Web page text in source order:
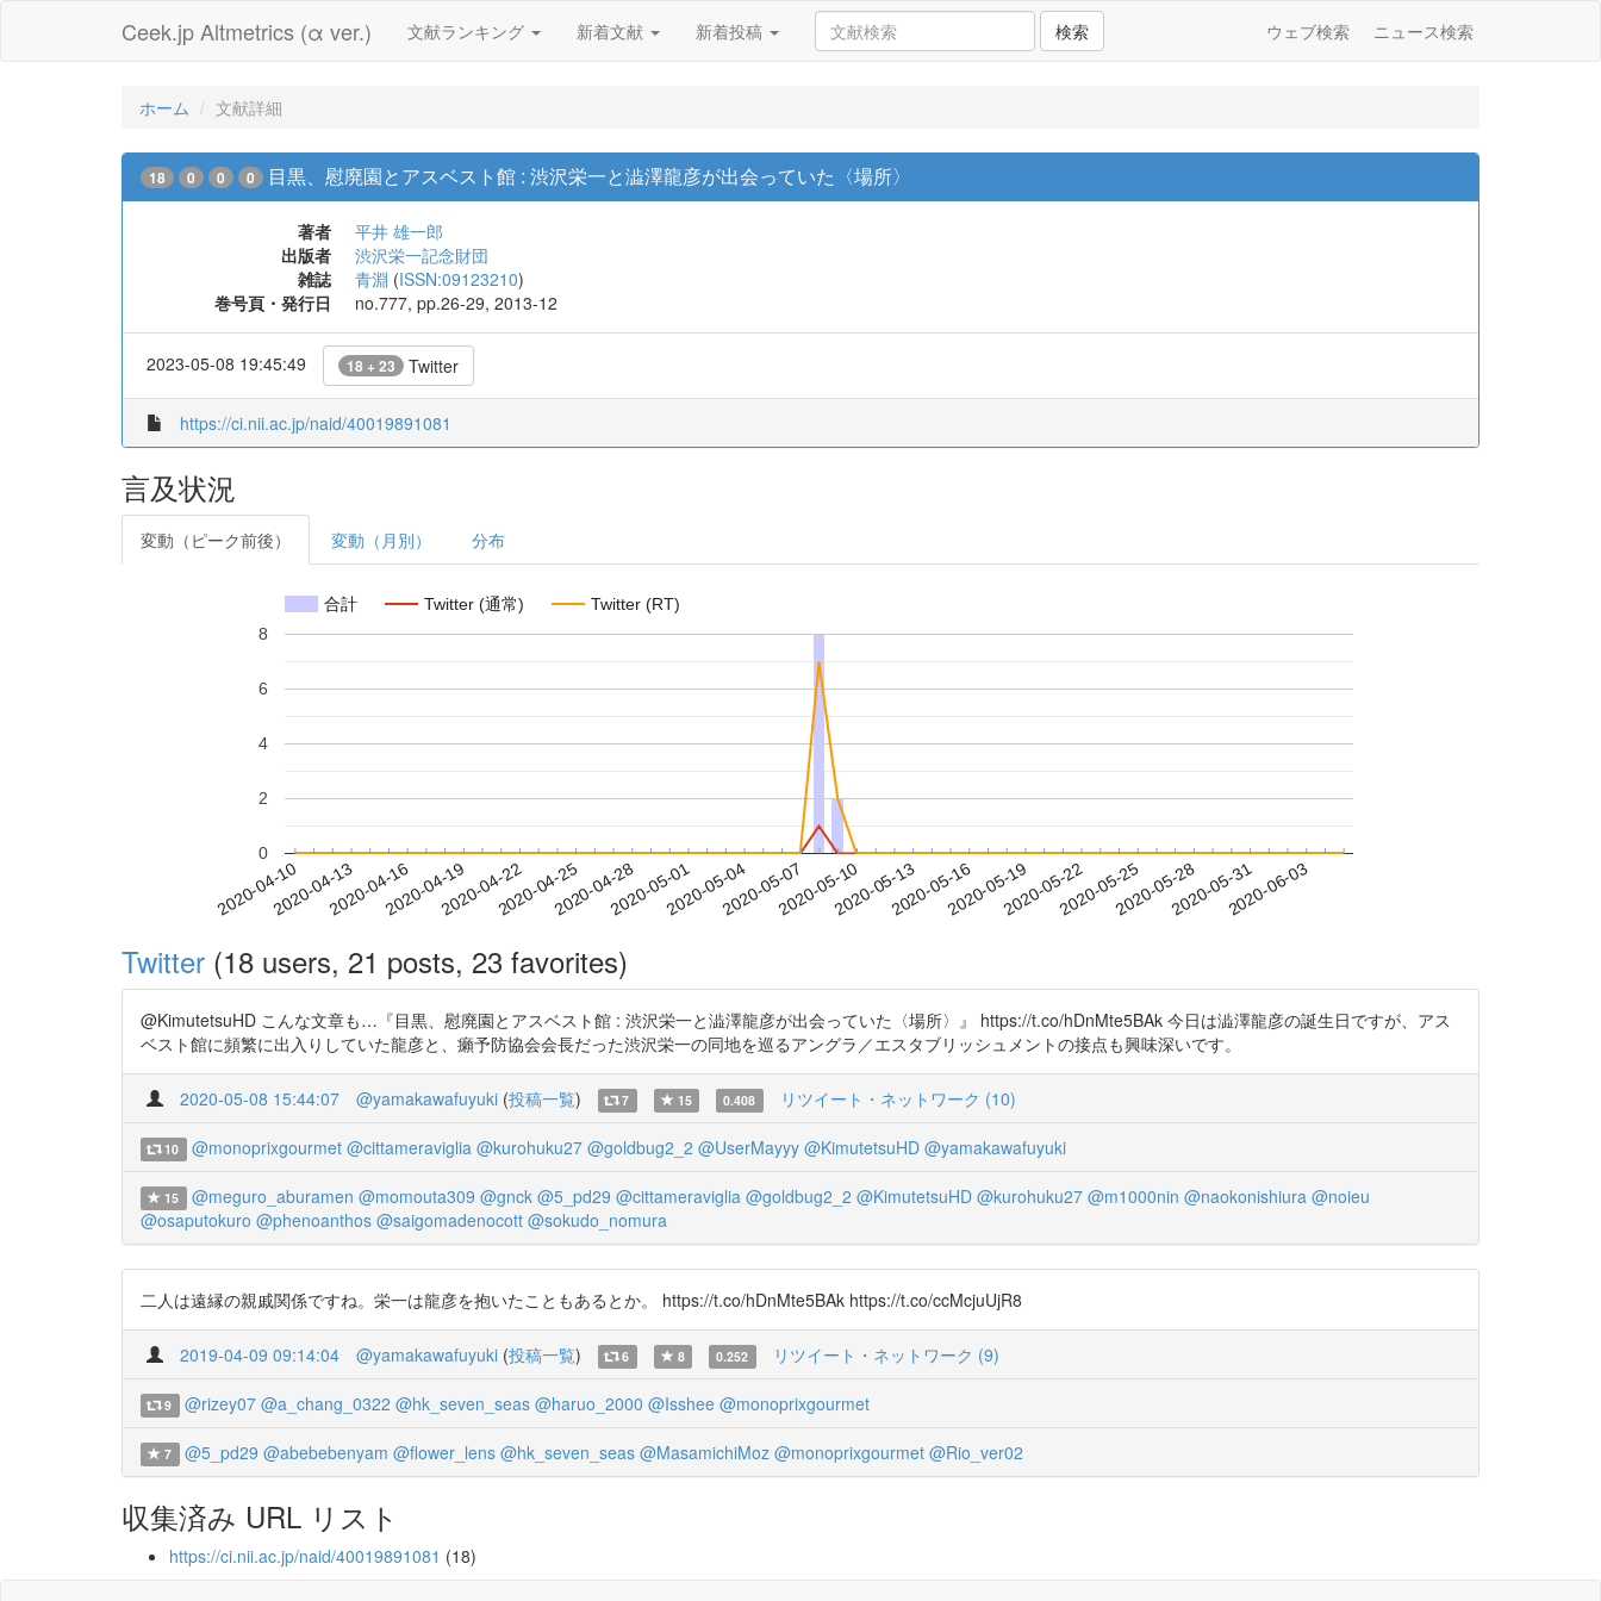
Ceek.jp Altmetrics (α ver.) 文献ランキング 新着文献 新着投稿 検索 ウェブ検索 ニュース検索
ホーム 文献詳細
18 0 0 0 目黒、慰廃園とアスベスト館 : 渋沢栄一と澁澤龍彦が出会っていた〈場所〉
著者
平井 雄一郎
出版者
渋沢栄一記念財団
雑誌
青淵 (ISSN:09123210)
巻号頁・発行日
no.777, pp.26-29, 2013-12
2023-05-08 19:45:49 18 + 23 Twitter
https://ci.nii.ac.jp/naid/40019891081
言及状況
変動（ピーク前後） 変動（月別） 分布
合計 Twitter (通常) Twitter (RT)
2020-04-102020-04-132020-04-162020-04-192020-04-222020-04-252020-04-282020-05-012020-05-042020-05-072020-05-102020-05-132020-05-162020-05-192020-05-222020-05-252020-05-282020-05-312020-06-03
0
2
4
6
8
Twitter (18 users, 21 posts, 23 favorites)
@KimutetsuHD こんな文章も…『目黒、慰廃園とアスベスト館 : 渋沢栄一と澁澤龍彦が出会っていた〈場所〉』 https://t.co/hDnMte5BAk 今日は澁澤龍彦の誕生日ですが、アス
ベスト館に頻繁に出入りしていた龍彦と、癩予防協会会長だった渋沢栄一の同地を巡るアングラ／エスタブリッシュメントの接点も興味深いです。
2020-05-08 15:44:07 @yamakawafuyuki (投稿一覧) 7 15 0.408 リツイート・ネットワーク (10)
10 @monoprixgourmet @cittameraviglia @kurohuku27 @goldbug2_2 @UserMayyy @KimutetsuHD @yamakawafuyuki
15 @meguro_aburamen @momouta309 @gnck @5_pd29 @cittameraviglia @goldbug2_2 @KimutetsuHD @kurohuku27 @m1000nin @naokonishiura @noieu
@osaputokuro @phenoanthos @saigomadenocott @sokudo_nomura
二人は遠縁の親戚関係ですね。栄一は龍彦を抱いたこともあるとか。 https://t.co/hDnMte5BAk https://t.co/ccMcjuUjR8
2019-04-09 09:14:04 @yamakawafuyuki (投稿一覧) 6 8 0.252 リツイート・ネットワーク (9)
9 @rizey07 @a_chang_0322 @hk_seven_seas @haruo_2000 @Isshee @monoprixgourmet
7 @5_pd29 @abebebenyam @flower_lens @hk_seven_seas @MasamichiMoz @monoprixgourmet @Rio_ver02
収集済み URL リスト
https://ci.nii.ac.jp/naid/40019891081 (18)